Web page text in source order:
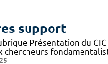
support
Présentation du
chercheurs